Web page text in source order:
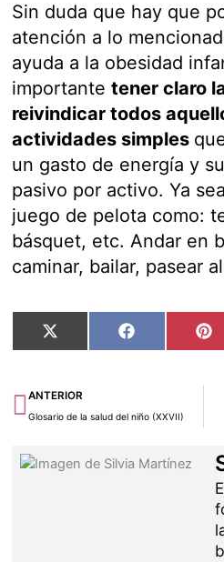
Sin duda que hay que
atención a lo
ayuda a la obesidad
importantetener claro
reivindicar todos
actividades simples
un gasto de energía y
pasivo por activo. Ya
juego de pelota como:
básquet, etc. Andar en
caminar, bailar, pasear
Compartir
en
X
(Twitter)
Compartir
en
Facebook
Ant
ANTERIOR
Glosario de la salud del niño (XXVII)